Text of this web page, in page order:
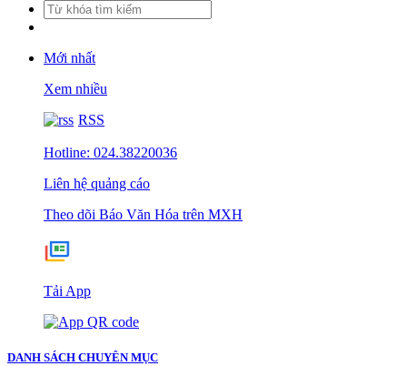
Mới nhất
Xem nhiều
RSS
Hotline: 024.38220036
Liên hệ quảng cáo
Theo dõi Báo Văn Hóa trên MXH
Tải App
DANH SÁCH CHUYÊN MỤC